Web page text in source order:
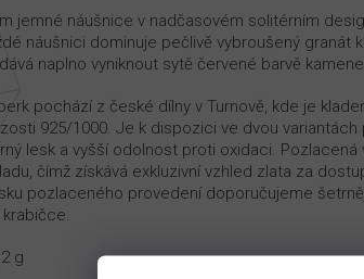
jemné náušnice v nadčasovém solitérním
náušnici dominuje pečlivě vybroušený granát
naplno vyniknout sytě červené barvě
pochází z české dílny v Turnově, kde je
925/1000. Je k dispozici ve dvou
lesk a vyšší odolnost proti oxidaci.
čímž získává exkluzivní vzhled zlata za
pozlaceného provedení doporučujeme
g